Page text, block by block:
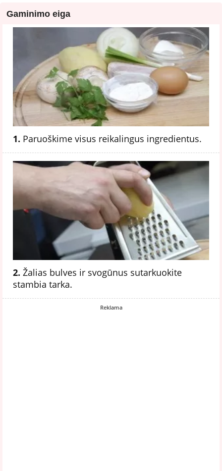
Gaminimo eiga
1. Paruoškime visus reikalingus ingredientus.
2. Žalias bulves ir svogūnus sutarkuokite
stambia tarka.
Reklama